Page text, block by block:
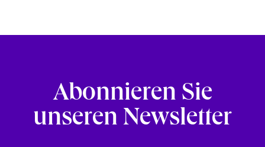
Abonnieren Sie
unseren Newsletter